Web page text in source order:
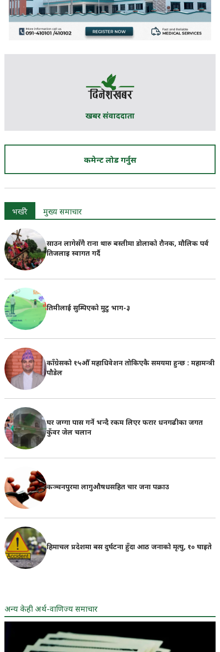
खबर संवाददाता
कमेन्ट लोड गर्नुस
भर्खरै मुख्य समाचार
साउन लागेसँगै राना थारु बस्तीमा डोलाको रौनक, मौलिक पर्व
तिजलाइ स्वागत गर्दै
तिमीलाई सुम्पिएको मुटु भाग-३
काँग्रेसको १५औँ महाधिवेशन तोकिएकै समयमा हुन्छ : महामन्त्री
पौडेल
घर जग्गा पास गर्ने भन्दै रकम लिएर फरार धनगढीका जगत
कुँवर जेल चलान
कञ्चनपुरमा लागुऔषधसहित चार जना पक्राउ
हिमाचल प्रदेशमा बस दुर्घटना हुँदा आठ जनाको मृत्यु, १० घाइते
अन्य केही अर्थ-वाणिज्य समाचार